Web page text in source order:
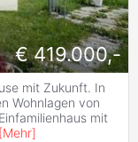
€ 419.000,-
mit Zukunft. In
Wohnlagen von
mit
[Mehr]